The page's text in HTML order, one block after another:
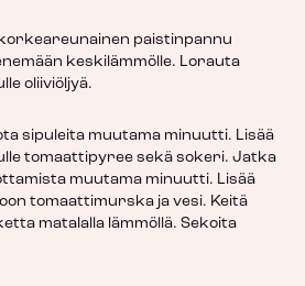
paistinpannu
keskilämmölle. Lorauta
oliiviöljyä.
sipuleita muutama minuutti. Lisää
tomaattipyree sekä sokeri. Jatka
muutama minuutti. Lisää
tomaattimurska ja vesi. Keitä
matalalla lämmöllä. Sekoita